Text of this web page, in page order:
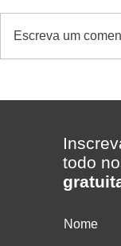
da Kikker está
supermercados
Escreva um
todo
Nome